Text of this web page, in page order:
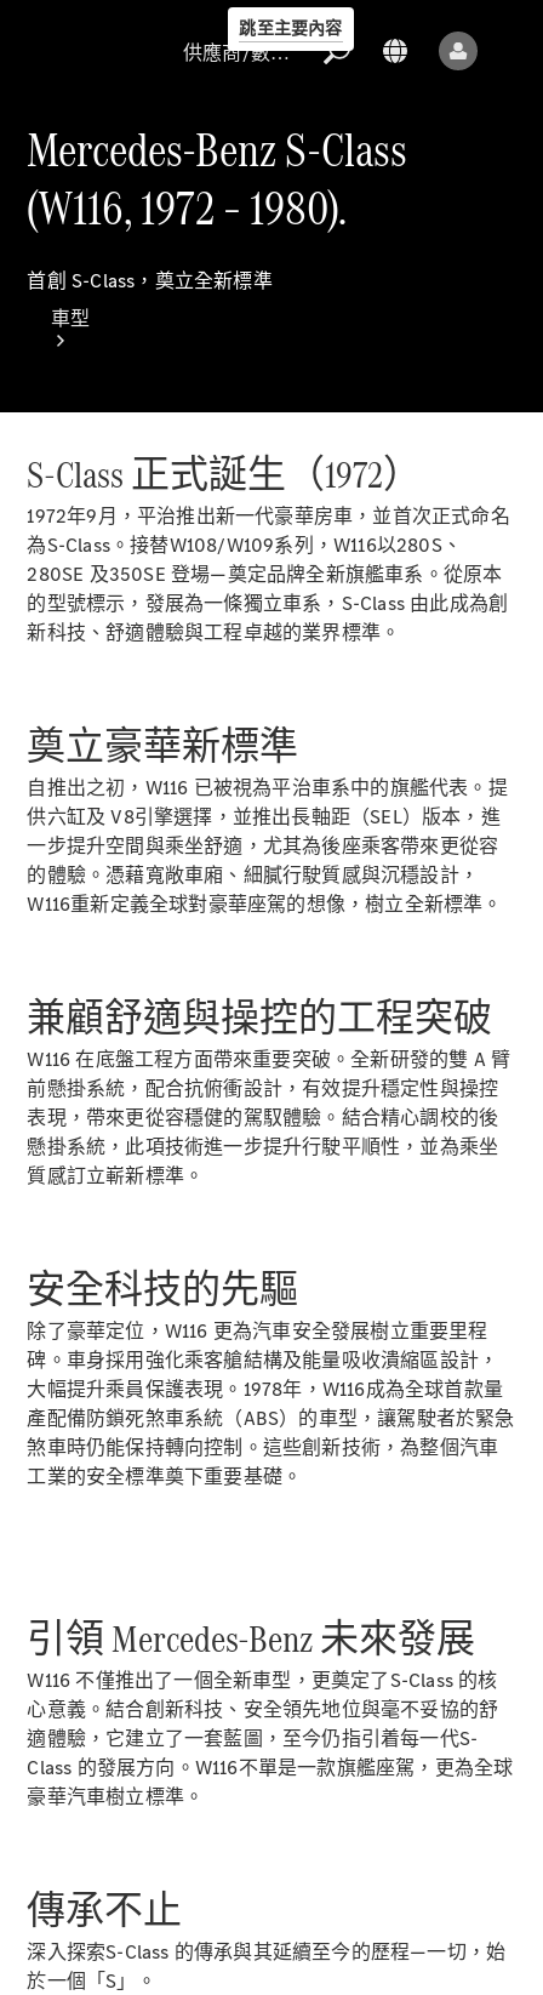
跳至主要內容
保護
車型
所有車型
新型號
純電動車型
插電式混能車型
All Saloons
CLA
C-Class
Saloon
C-
Class
Saloon
全新型號 純電動
E-Class
Saloon
S-Class
S-Class
SUV
All SUVs
GLB
GLC
純電動
GLC
GLC Coupé
GLE
GLS
Mercedes-
Maybach
G-Class
小型轎車
供應商/數據保護
Mercedes-Benz S-Class
(W116, 1972 – 1980).
首創 S-Class，奠立全新標準
S-Class 正式誕生（1972）
1972年9月，平治推出新一代豪華房車，並首次正式命名
為S-Class。接替W108/W109系列，W116以280S、
280SE 及350SE 登場—奠定品牌全新旗艦車系。從原本
的型號標示，發展為一條獨立車系，S-Class 由此成為創
新科技、舒適體驗與工程卓越的業界標準。
奠立豪華新標準
自推出之初，W116 已被視為平治車系中的旗艦代表。提
供六缸及 V8引擎選擇，並推出長軸距（SEL）版本，進
一步提升空間與乘坐舒適，尤其為後座乘客帶來更從容
的體驗。憑藉寬敞車廂、細膩行駛質感與沉穩設計，
W116重新定義全球對豪華座駕的想像，樹立全新標準。
兼顧舒適與操控的工程突破
W116 在底盤工程方面帶來重要突破。全新研發的雙 A 臂
前懸掛系統，配合抗俯衝設計，有效提升穩定性與操控
表現，帶來更從容穩健的駕馭體驗。結合精心調校的後
懸掛系統，此項技術進一步提升行駛平順性，並為乘坐
質感訂立嶄新標準。
安全科技的先驅
除了豪華定位，W116 更為汽車安全發展樹立重要里程
碑。車身採用強化乘客艙結構及能量吸收潰縮區設計，
大幅提升乘員保護表現。1978年，W116成為全球首款量
產配備防鎖死煞車系統（ABS）的車型，讓駕駛者於緊急
煞車時仍能保持轉向控制。這些創新技術，為整個汽車
工業的安全標準奠下重要基礎。
引領 Mercedes-Benz 未來發展
W116 不僅推出了一個全新車型，更奠定了S-Class 的核
心意義。結合創新科技、安全領先地位與毫不妥協的舒
適體驗，它建立了一套藍圖，至今仍指引着每一代S-
Class 的發展方向。W116不單是一款旗艦座駕，更為全球
豪華汽車樹立標準。
傳承不止
深入探索S-Class 的傳承與其延續至今的歷程—一切，始
於一個「S」。